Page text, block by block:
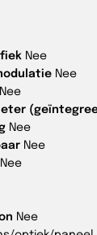
Nee
Nee
Nee
Nee
Nee
Nee
Nee